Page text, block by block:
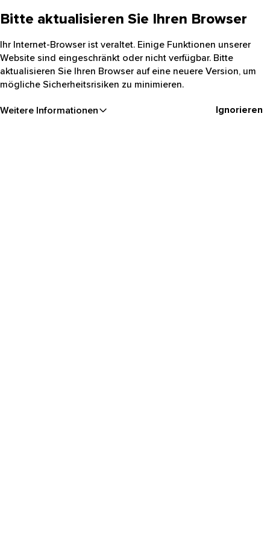
Bitte aktualisieren Sie Ihren Browser
Ihr Internet-Browser ist veraltet. Einige Funktionen unserer
Website sind eingeschränkt oder nicht verfügbar. Bitte
aktualisieren Sie Ihren Browser auf eine neuere Version, um
mögliche Sicherheitsrisiken zu minimieren.
Weitere Informationen Ignorieren